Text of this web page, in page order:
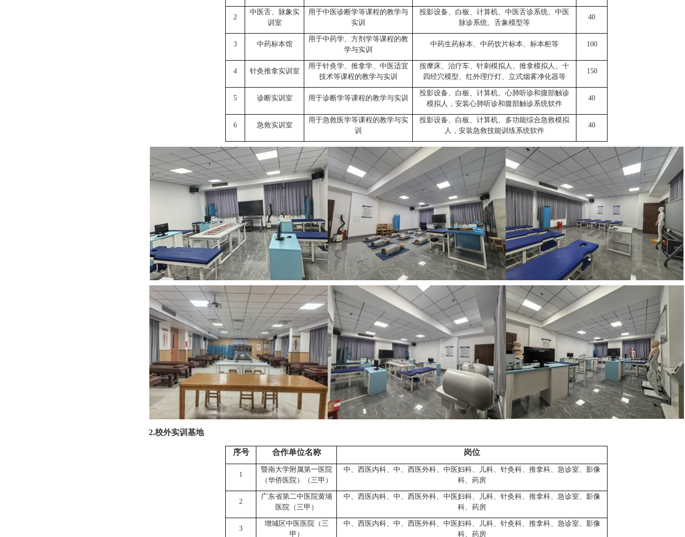
2
中医舌、脉象实
训室
用于中医诊断学等课程的教学与
实训
投影设备、白板、计算机、中医舌诊系统、中医
脉诊系统、舌象模型等
40
3 中药标本馆
用于中药学、方剂学等课程的教
学与实训
中药生药标本、中药饮片标本、标本柜等 100
4 针灸推拿实训室
用于针灸学、推拿学、中医适宜
技术等课程的教学与实训
按摩床、治疗车、针刺模拟人、推拿模拟人、十
四经穴模型、红外理疗灯、立式烟雾净化器等
150
5 诊断实训室 用于诊断学等课程的教学与实训
投影设备、白板、计算机、心肺听诊和腹部触诊
模拟人，安装心肺听诊和腹部触诊系统软件
40
6 急救实训室
用于急救医学等课程的教学与实
训
投影设备、白板、计算机、多功能综合急救模拟
人，安装急救技能训练系统软件
40
2.校外实训基地
序号 合作单位名称 岗位
1
暨南大学附属第一医院
（华侨医院）（三甲）
中、西医内科、中、西医外科、中医妇科、儿科、针灸科、推拿科、急诊室、影像
科、药房
2
广东省第二中医院黄埔
医院（三甲）
中、西医内科、中、西医外科、中医妇科、儿科、针灸科、推拿科、急诊室、影像
科、药房
3
增城区中医医院（三
甲）
中、西医内科、中、西医外科、中医妇科、儿科、针灸科、推拿科、急诊室、影像
科、药房